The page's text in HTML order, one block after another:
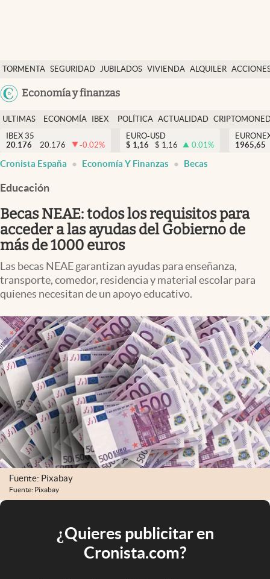
TORMENTA SEGURIDAD JUBILADOS VIVIENDA ALQUILER
USA
Economía y finanzas
Economía y finanzas
Política
Actualidad
Criptomonedas
España
ULTIMAS
NOTICIAS
ECONOMÍA
FINANZAS
IBEX
EURO
POLÍTICA ACTUALIDAD
IBEX 35
20.176
20.176 -0.02%
EURO-USD
$ 1,16 $ 1,16 0.01%
1965,65
Cronista España Economía Y Finanzas Becas
Educación
Becas NEAE: todos los requisitos para
acceder a las ayudas del Gobierno de
más de 1000 euros
Las becas NEAE garantizan ayudas para enseñanza,
transporte, comedor, residencia y material escolar para
quienes necesitan de un apoyo educativo.
Fuente: Pixabay
Fuente: Pixabay
¿Quieres publicitar en
Cronista.com?